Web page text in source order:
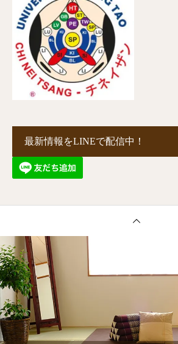
最新情報をLINEで配信中！